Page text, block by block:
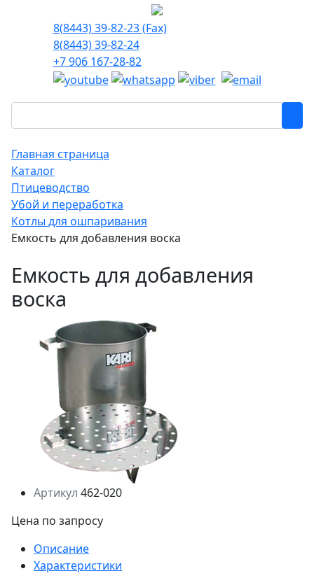
8(8443) 39-82-23 (Fax)
8(8443) 39-82-24
+7 906 167-28-82
Главная страница
Каталог
Птицеводство
Убой и переработка
Котлы для ошпаривания
Емкость для добавления воска
Емкость для добавления
воска
Артикул 462-020
Цена по запросу
Описание
Характеристики